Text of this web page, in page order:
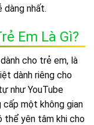
dàng nhất.
Em Là Gì?
cho trẻ em, là
dành riêng cho
như YouTube
cấp một không gian
thể yên tâm khi cho